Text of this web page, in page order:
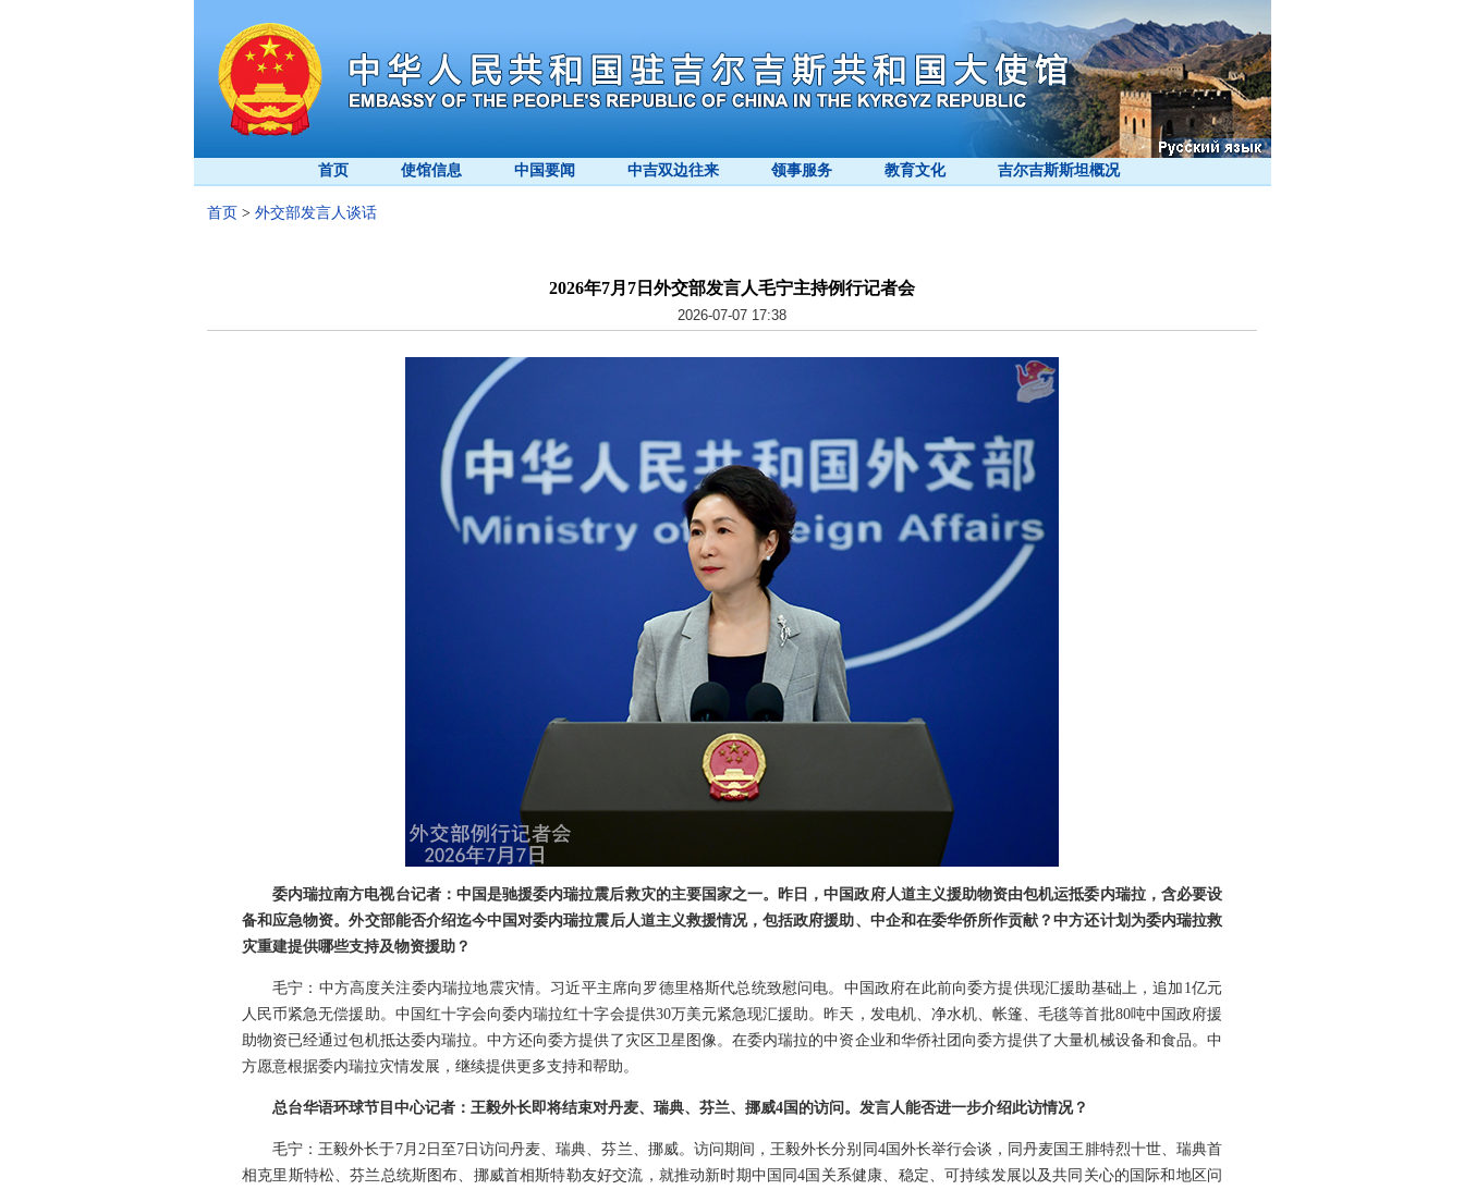
首页 使馆信息 中国要闻 中吉双边往来 领事服务 教育文化 吉尔吉斯斯坦概况
首页 > 外交部发言人谈话
2026年7月7日外交部发言人毛宁主持例行记者会
2026-07-07 17:38
委内瑞拉南方电视台记者：中国是驰援委内瑞拉震后救灾的主要国家之一。昨日，中国政府人道主义援助物资由包机运抵委内瑞拉，含必要设
备和应急物资。外交部能否介绍迄今中国对委内瑞拉震后人道主义救援情况，包括政府援助、中企和在委华侨所作贡献？中方还计划为委内瑞拉救
灾重建提供哪些支持及物资援助？
毛宁：中方高度关注委内瑞拉地震灾情。习近平主席向罗德里格斯代总统致慰问电。中国政府在此前向委方提供现汇援助基础上，追加1亿元
人民币紧急无偿援助。中国红十字会向委内瑞拉红十字会提供30万美元紧急现汇援助。昨天，发电机、净水机、帐篷、毛毯等首批80吨中国政府援
助物资已经通过包机抵达委内瑞拉。中方还向委方提供了灾区卫星图像。在委内瑞拉的中资企业和华侨社团向委方提供了大量机械设备和食品。中
方愿意根据委内瑞拉灾情发展，继续提供更多支持和帮助。
总台华语环球节目中心记者：王毅外长即将结束对丹麦、瑞典、芬兰、挪威4国的访问。发言人能否进一步介绍此访情况？
毛宁：王毅外长于7月2日至7日访问丹麦、瑞典、芬兰、挪威。访问期间，王毅外长分别同4国外长举行会谈，同丹麦国王腓特烈十世、瑞典首
相克里斯特松、芬兰总统斯图布、挪威首相斯特勒友好交流，就推动新时期中国同4国关系健康、稳定、可持续发展以及共同关心的国际和地区问